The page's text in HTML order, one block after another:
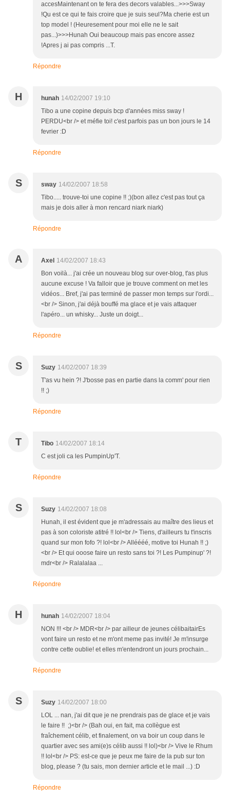
accesMaintenant on te fera des decors valables...>>>Sway
!Qu est ce qui te fais croire que je suis seul?Ma cherie est un
top model ! (Heuresement pour moi elle ne le sait
pas...)>>>Hunah Oui beaucoup mais pas encore assez
!Apres j ai pas compris ...T.
Répondre
H hunah 14/02/2007 19:10
Tibo a une copine depuis bcp d'années miss sway !
PERDU<br /> et méfie toi! c'est parfois pas un bon jours le 14
fevrier :D
Répondre
S sway 14/02/2007 18:58
Tibo..... trouve-toi une copine !! ;)(bon allez c'est pas tout ça
mais je dois aller à mon rencard niark niark)
Répondre
A Axel 14/02/2007 18:43
Bon voilà... j'ai crée un nouveau blog sur over-blog, t'as plus
aucune excuse ! Va falloir que je trouve comment on met les
vidéos... Bref, j'ai pas terminé de passer mon temps sur l'ordi...
<br /> Sinon, j'ai déjà bouffé ma glace et je vais attaquer
l'apéro... un whisky... Juste un doigt...
Répondre
S Suzy 14/02/2007 18:39
T'as vu hein ?! J'bosse pas en partie dans la comm' pour rien
!! ;)
Répondre
T Tibo 14/02/2007 18:14
C est joli ca les PumpinUp'T.
Répondre
S Suzy 14/02/2007 18:08
Hunah, il est évident que je m'adressais au maître des lieus et
pas à son coloriste atitré !! lol<br /> Tiens, d'ailleurs tu t'inscris
quand sur mon fofo ?! lol<br /> Alléééé, motive toi Hunah !! ;)
<br /> Et qui ooose faire un resto sans toi ?! Les Pumpinup' ?!
mdr<br /> Ralalalaa ...
Répondre
H hunah 14/02/2007 18:04
NON !!! <br /> MDR<br /> par ailleur de jeunes célibaitairEs
vont faire un resto et ne m'ont meme pas invité! Je m'insurge
contre cette oublie! et elles m'entendront un jours prochain...
Répondre
S Suzy 14/02/2007 18:00
LOL ... nan, j'ai dit que je ne prendrais pas de glace et je vais
le faire !! ;)<br /> (Bah oui, en fait, ma collègue est
fraîchement célib, et finalement, on va boir un coup dans le
quartier avec ses ami(e)s célib aussi !! lol)<br /> Vive le Rhum
!! lol<br /> PS: est-ce que je peux me faire de la pub sur ton
blog, please ? (tu sais, mon dernier article et le mail ...) :D
Répondre